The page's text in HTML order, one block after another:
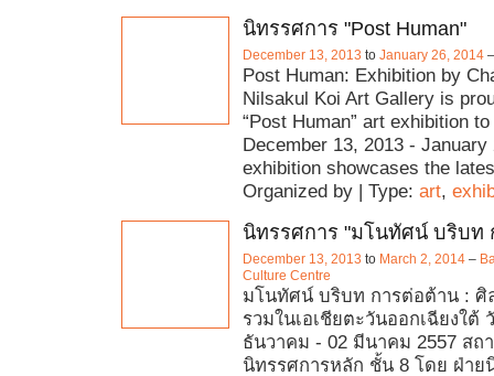
นิทรรศการ "Post Human"
December 13, 2013 to January 26, 2014
Post Human: Exhibition by
Nilsakul Koi Art Gallery is
“Post Human” art exhibition
December 13, 2013 -
exhibition showcases the lates
Organized by | Type: art,
นิทรรศการ "มโนทัศน์ บริบท
December 13, 2013 to March 2, 2014 –
Culture Centre
มโนทัศน์ บริบท การต่อต้าน : ศิ
รวมในเอเชียตะวันออกเฉียงใต้
ธันวาคม - 02 มีนาคม 2557 สถ
นิทรรศการหลัก ชั้น 8 โดย ฝ่าย